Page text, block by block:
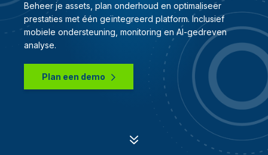
Beheer je assets, plan onderhoud en optimaliseer
prestaties met één geïntegreerd platform. Inclusief
mobiele ondersteuning, monitoring en AI-gedreven
analyse.
Plan een demo
7